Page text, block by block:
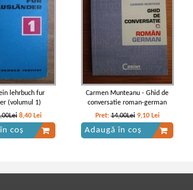
lehrbuch fur
(volumul 1)
8,40 Lei
coș
Carmen Munteanu - Ghid de
conversatie roman-german
Pret:14,00Lei 9,10 Lei
Adaugă în coș